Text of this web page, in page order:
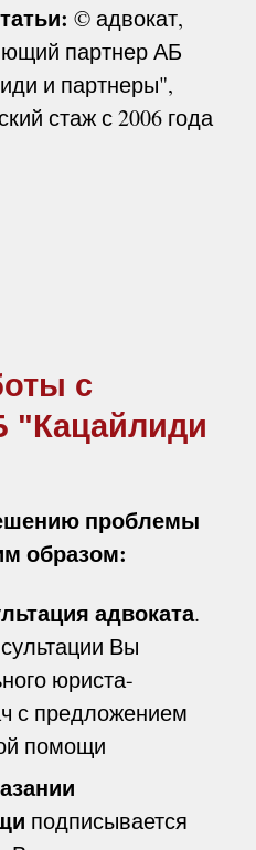
© адвокат,
партнер АБ
и партнеры",
стаж с 2006 года
с
"Кацайлиди
проблемы
образом:
адвоката.
Вы
юриста-
с предложением
помощи
подписывается